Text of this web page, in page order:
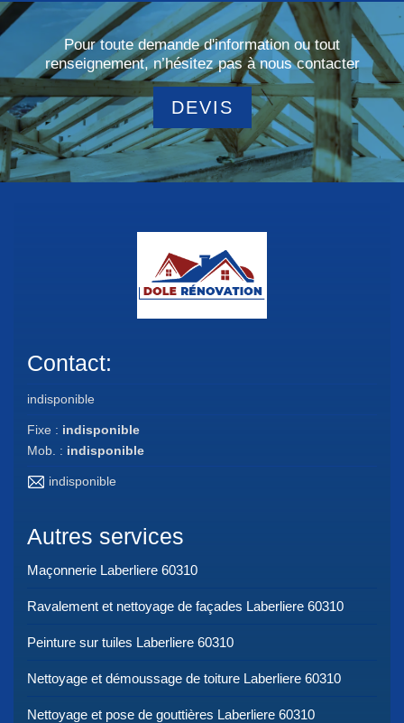
Pour toute demande d'information ou tout
renseignement, n’hésitez pas à nous contacter
DEVIS
Contact:
indisponible
Fixe : indisponible
Mob. : indisponible
indisponible
Autres services
Maçonnerie Laberliere 60310
Ravalement et nettoyage de façades Laberliere 60310
Peinture sur tuiles Laberliere 60310
Nettoyage et démoussage de toiture Laberliere 60310
Nettoyage et pose de gouttières Laberliere 60310